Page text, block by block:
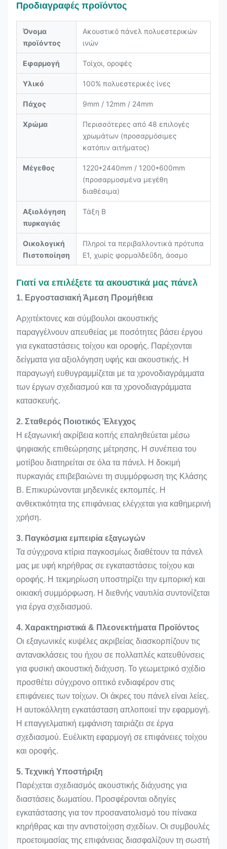
Προδιαγραφές προϊόντος
Όνομα
προϊόντος
Ακουστικό πάνελ πολυεστερικών
ινών
Εφαρμογή Τοίχοι, οροφές
Υλικό 100% πολυεστερικές ίνες
Πάχος 9mm / 12mm / 24mm
Χρώμα
Περισσότερες από 48 επιλογές
χρωμάτων (προσαρμόσιμες
κατόπιν αιτήματος)
Μέγεθος
1220*2440mm / 1200*600mm
(προσαρμοσμένα μεγέθη
διαθέσιμα)
Αξιολόγηση
πυρκαγιάς
Τάξη Β
Οικολογική
Πιστοποίηση
Πληροί τα περιβαλλοντικά πρότυπα
E1, χωρίς φορμαλδεΰδη, άοσμο
Γιατί να επιλέξετε τα ακουστικά μας πάνελ
1. Εργοστασιακή Άμεση Προμήθεια
Αρχιτέκτονες και σύμβουλοι ακουστικής
παραγγέλνουν απευθείας με ποσότητες βάσει έργου
για εγκαταστάσεις τοίχου και οροφής. Παρέχονται
δείγματα για αξιολόγηση υφής και ακουστικής. Η
παραγωγή ευθυγραμμίζεται με τα χρονοδιαγράμματα
των έργων σχεδιασμού και τα χρονοδιαγράμματα
κατασκευής.
2. Σταθερός Ποιοτικός Έλεγχος
Η εξαγωνική ακρίβεια κοπής επαληθεύεται μέσω
ψηφιακής επιθεώρησης μέτρησης. Η συνέπεια του
μοτίβου διατηρείται σε όλα τα πάνελ. Η δοκιμή
πυρκαγιάς επιβεβαιώνει τη συμμόρφωση της Κλάσης
Β. Επικυρώνονται μηδενικές εκπομπές. Η
ανθεκτικότητα της επιφάνειας ελέγχεται για καθημερινή
χρήση.
3. Παγκόσμια εμπειρία εξαγωγών
Τα σύγχρονα κτίρια παγκοσμίως διαθέτουν τα πάνελ
μας με υφή κηρήθρας σε εγκαταστάσεις τοίχου και
οροφής. Η τεκμηρίωση υποστηρίζει την εμπορική και
οικιακή συμμόρφωση. Η διεθνής ναυτιλία συντονίζεται
για έργα σχεδιασμού.
4. Χαρακτηριστικά & Πλεονεκτήματα Προϊόντος
Οι εξαγωνικές κυψέλες ακριβείας διασκορπίζουν τις
αντανακλάσεις του ήχου σε πολλαπλές κατευθύνσεις
για φυσική ακουστική διάχυση. Το γεωμετρικό σχέδιο
προσθέτει σύγχρονο οπτικό ενδιαφέρον στις
επιφάνειες των τοίχων. Οι άκρες του πάνελ είναι λείες.
Η αυτοκόλλητη εγκατάσταση απλοποιεί την εφαρμογή.
Η επαγγελματική εμφάνιση ταιριάζει σε έργα
σχεδιασμού. Ευέλικτη εφαρμογή σε επιφάνειες τοίχου
και οροφής.
5. Τεχνική Υποστήριξη
Παρέχεται σχεδιασμός ακουστικής διάχυσης για
διαστάσεις δωματίου. Προσφέρονται οδηγίες
εγκατάστασης για τον προσανατολισμό του πίνακα
κηρήθρας και την αντιστοίχιση σχεδίων. Οι συμβουλές
προετοιμασίας της επιφάνειας διασφαλίζουν τη σωστή